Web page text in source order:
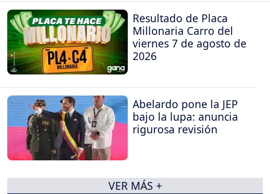
Resultado de Placa
Millonaria Carro del
viernes 7 de agosto de
2026
Abelardo pone la JEP
bajo la lupa: anuncia
rigurosa revisión
VER MÁS +